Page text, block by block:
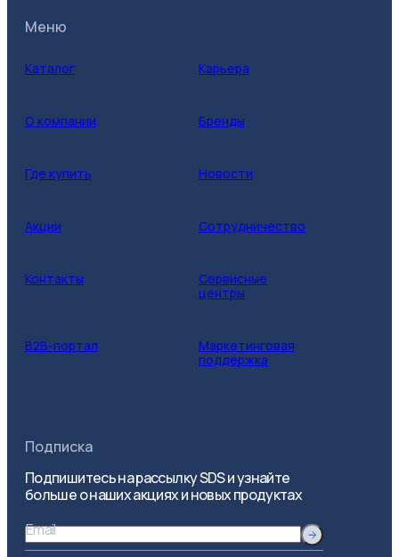
Меню
Каталог Карьера
О компании Бренды
Где купить Новости
Акции Сотрудничество
Контакты
Сервисные
центры
B2B-портал
Маркетинговая
поддержка
Подписка
Подпишитесь на рассылку SDS и узнайте
больше о наших акциях и новых продуктах
Email